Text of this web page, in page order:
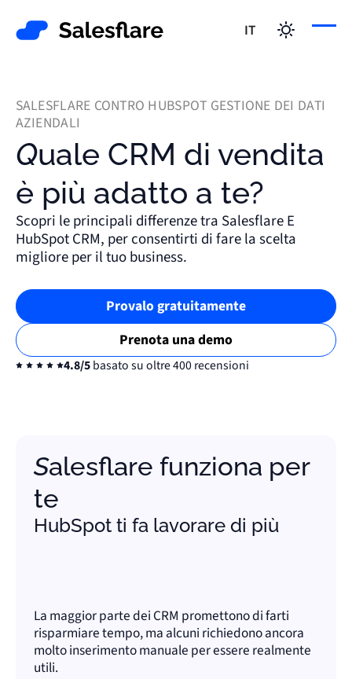
IT
SALESFLARE CONTRO HUBSPOT GESTIONE DEI DATI
AZIENDALI
Quale CRM di vendita
è più adatto a te?
Scopri le principali differenze tra Salesflare E
HubSpot CRM, per consentirti di fare la scelta
migliore per il tuo business.
Provalo gratuitamente
Prenota una demo
4.8/5basato su oltre 400 recensioni
Salesflare funziona per
te
HubSpot ti fa lavorare di più
La maggior parte dei CRM promettono di farti
risparmiare tempo, ma alcuni richiedono ancora
molto inserimento manuale per essere realmente
utili.